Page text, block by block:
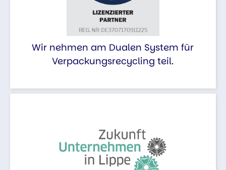
Wir nehmen am Dualen System für
Verpackungsrecycling teil.